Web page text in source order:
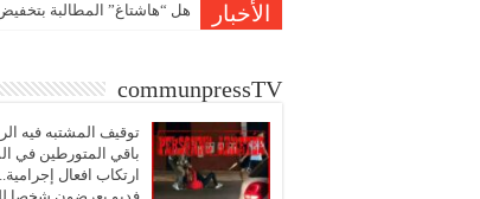
الأخبار هل “هاشتاغ” المطالبة
communpressTV
توقيف المشتبه فيه
باقي المتورطين في
ارتكاب افعال